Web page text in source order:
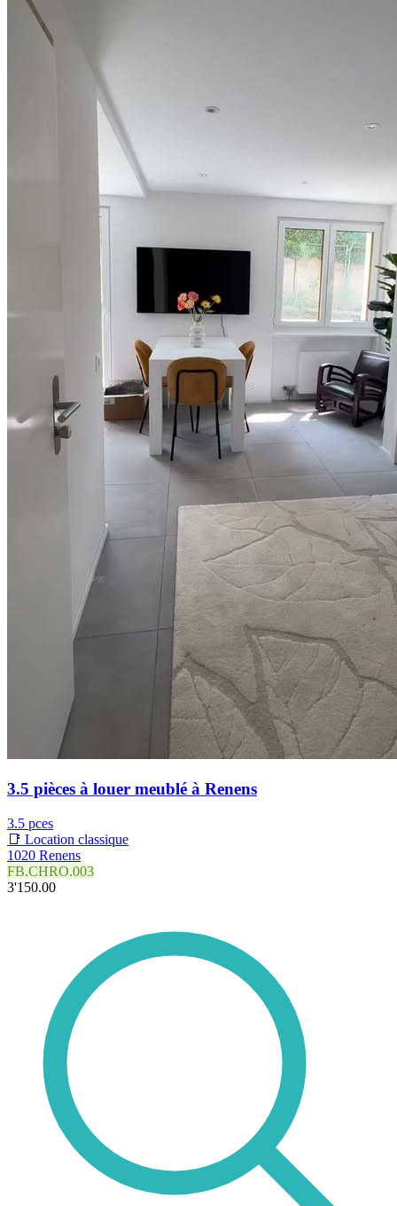
3.5 pièces à louer meublé à Renens
3.5 pces
📑 Location classique
1020 Renens
FB.CHRO.003
3'150.00